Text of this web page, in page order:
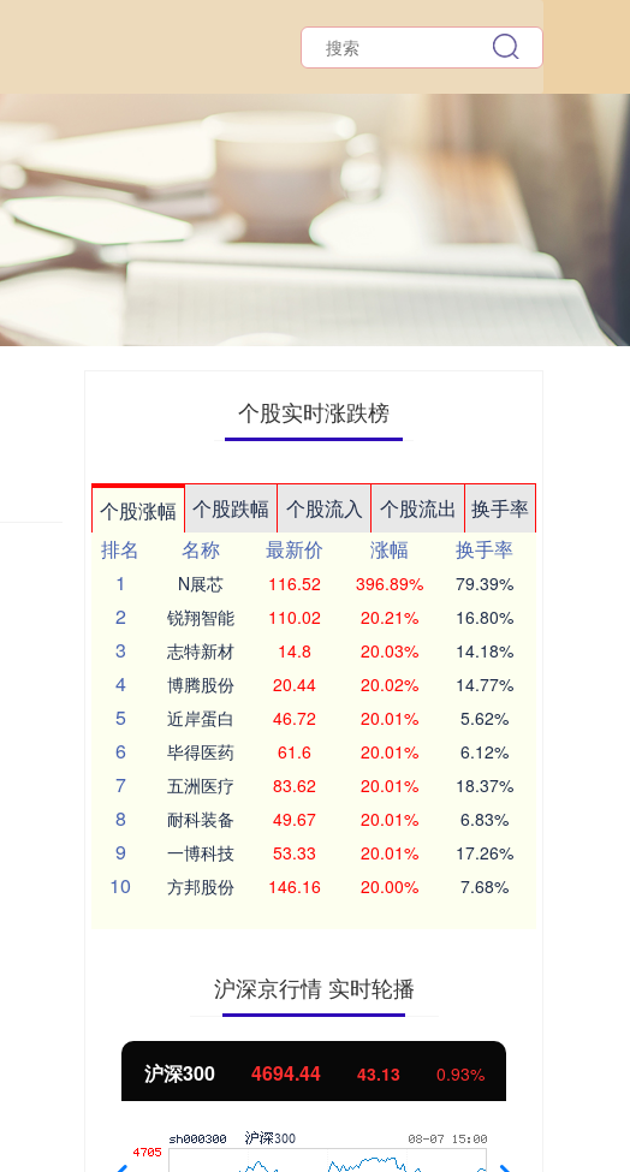
个股实时涨跌榜
个股涨幅 个股跌幅 个股流入 个股流出
换手率
排名
名称 最新价 涨幅
换手率
1
N展芯 116.52 396.89% 79.39%
2 锐翔智能 110.02 20.21% 16.80%
3 志特新材 14.8 20.03% 14.18%
4 博腾股份 20.44 20.02% 14.77%
5 近岸蛋白 46.72 20.01% 5.62%
6 毕得医药 61.6 20.01% 6.12%
7 五洲医疗 83.62 20.01% 18.37%
8 耐科装备 49.67 20.01% 6.83%
9 一博科技 53.33 20.01% 17.26%
10 方邦股份 146.16 20.00% 7.68%
沪深京行情 实时轮播
北证50 1134.24 11.37 1.01%